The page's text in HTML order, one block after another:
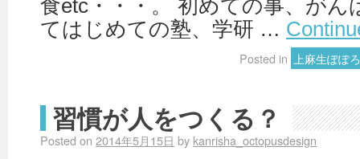
食etc・・・。 初めての事、がん
てはじめての塾、学研 …
Posted in 上麻生ぽぽ
習慣が人をつくる？
Posted on 2014年5月15日 by kanrisha_octopusdesign